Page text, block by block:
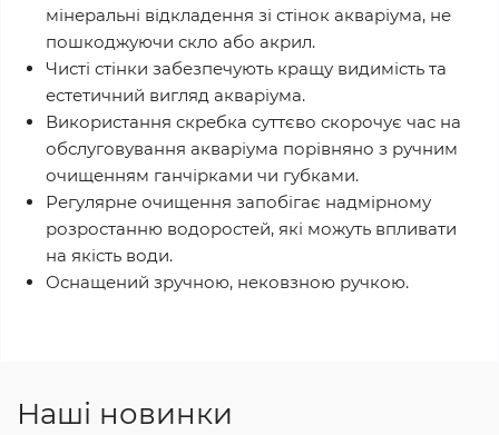
мінеральні відкладення зі стінок акваріума, не
пошкоджуючи скло або акрил.
Чисті стінки забезпечують кращу видимість та
естетичний вигляд акваріума.
Використання скребка суттєво скорочує час на
обслуговування акваріума порівняно з ручним
очищенням ганчірками чи губками.
Регулярне очищення запобігає надмірному
розростанню водоростей, які можуть впливати
на якість води.
Оснащений зручною, нековзною ручкою.
Наші новинки